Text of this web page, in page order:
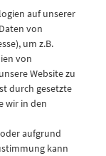
auf unserer
von
um z.B.
von
Website zu
durch gesetzte
wir in den
aufgrund
kann